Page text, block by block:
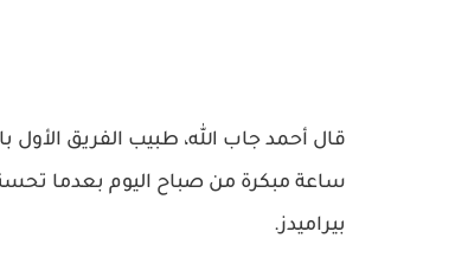
قال أحمد جاب الله، طبيب الفريق الأول
ساعة مبكرة من صباح اليوم بعدما
بيراميدز.